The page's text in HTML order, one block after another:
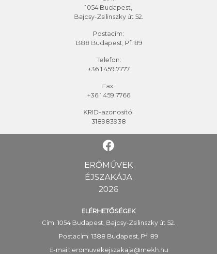
1054 Budapest,
Bajcsy-Zsilinszky út 52.
Postacím:
1388 Budapest, Pf. 89
Telefon:
+36 1 459 7777
Fax:
+36 1 459 7766
KRID-azonosító:
318983938
ERŐMŰVEK
ÉJSZAKÁJA
2026
ELÉRHETŐSÉGEK
Cím: 1054 Budapest, Bajcsy-Zsilinszky út 52.
Postacím: 1388 Budapest, Pf. 89
E-mail: eromuvekejszakaja@mekh.hu